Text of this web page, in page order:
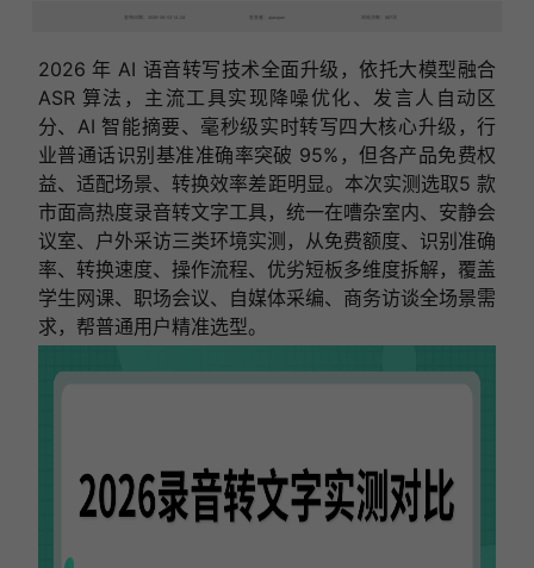
发布日期：2026-06-03 14:04 发表者：qianqian 浏览次数：667次
2026 年 AI 语音转写技术全面升级，依托大模型融合
ASR 算法，主流工具实现降噪优化、发言人自动区
分、AI 智能摘要、毫秒级实时转写四大核心升级，行
业普通话识别基准准确率突破 95%，但各产品免费权
益、适配场景、转换效率差距明显。本次实测选取5 款
市面高热度录音转文字工具，统一在嘈杂室内、安静会
议室、户外采访三类环境实测，从免费额度、识别准确
率、转换速度、操作流程、优劣短板多维度拆解，覆盖
学生网课、职场会议、自媒体采编、商务访谈全场景需
求，帮普通用户精准选型。